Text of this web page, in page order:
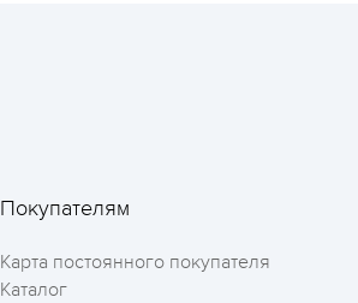
Покупателям
Карта постоянного покупателя
Каталог